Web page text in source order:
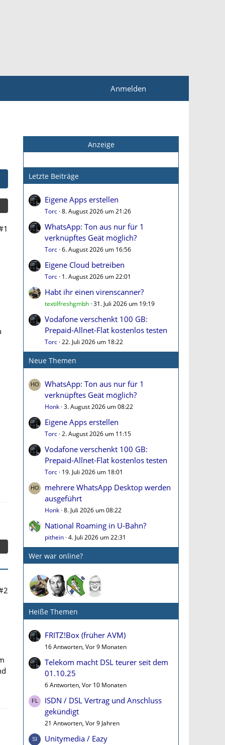
Anmelden
Anzeige
Letzte Beiträge
Eigene Apps erstellen
Torc 8. August 2026 um 21:26
WhatsApp: Ton aus nur für 1
verknüpftes Geät möglich?
Torc 6. August 2026 um 16:56
Eigene Cloud betreiben
Torc 1. August 2026 um 22:01
Habt ihr einen virenscanner?
textilfreshgmbh 31. Juli 2026 um 19:19
Vodafone verschenkt 100 GB:
Prepaid-Allnet-Flat kostenlos testen
Torc 22. Juli 2026 um 18:22
Neue Themen
WhatsApp: Ton aus nur für 1
verknüpftes Geät möglich?
Honk 3. August 2026 um 08:22
Eigene Apps erstellen
Torc 2. August 2026 um 11:15
Vodafone verschenkt 100 GB:
Prepaid-Allnet-Flat kostenlos testen
Torc 19. Juli 2026 um 18:01
mehrere WhatsApp Desktop werden
ausgeführt
Honk 8. Juli 2026 um 08:22
National Roaming in U-Bahn?
pithein 4. Juli 2026 um 22:31
Wer war online?
Heiße Themen
FRITZ!Box (früher AVM)
16 Antworten, Vor 9 Monaten
Telekom macht DSL teurer seit dem
01.10.25
6 Antworten, Vor 10 Monaten
ISDN / DSL Vertrag und Anschluss
gekündigt
21 Antworten, Vor 9 Jahren
Unitymedia / Eazy